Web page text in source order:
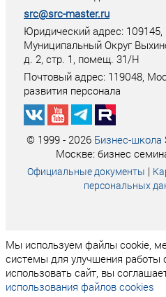
src@src-master.ru
Юридический адрес: 109145,
Муниципальный Округ
д. 2, стр. 1, помещ. 31/Н
Почтовый адрес: 119048,
развития персонала
© 1999 - 2026 Бизнес-школа
Москве: бизнес
Официальные документы |
персональных
Мы используем файлы cookie,
системы для улучшения работы
использовать сайт, вы
использования файлов cookies